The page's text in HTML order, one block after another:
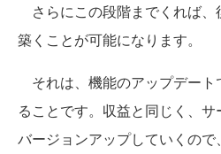
さらにこの段階までくれば、
築くことが可能になります。
それは、機能のアップデート
ることです。収益と同じく、
バージョンアップしていくの